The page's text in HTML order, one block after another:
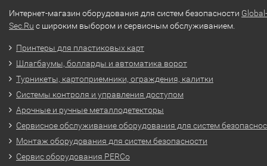
Интернет-магазин оборудования для систем безопасности Global-
Sec.Ru с широким выбором и сервисным обслуживанием.
Принтеры для пластиковых карт
Шлагбаумы, болларды и автоматика ворот
Турникеты, картоприемники, ограждения, калитки
Системы контроля и управления доступом
Арочные и ручные металлодетекторы
Сервисное обслуживание оборудования для систем
Монтаж оборудования для систем безопасности
Сервис оборудования PERCo